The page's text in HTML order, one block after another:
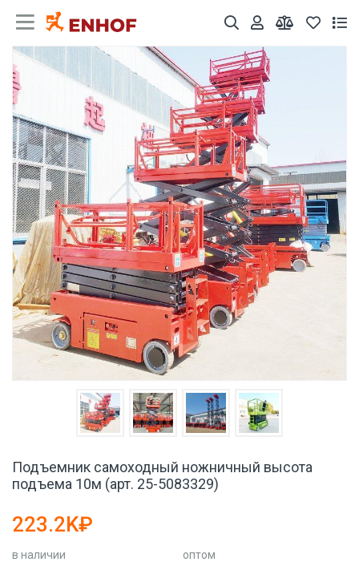
Подъемник самоходный ножничный высота
подъема 10м (арт. 25-5083329)
223.2K₽
в наличии
оптом